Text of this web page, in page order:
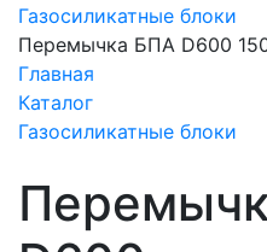
Газосиликатные блоки
Перемычка БПА D600
Главная
Каталог
Газосиликатные блоки